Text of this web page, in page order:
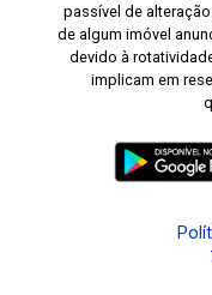
passível de
de algum imóvel
devido à
implicam em